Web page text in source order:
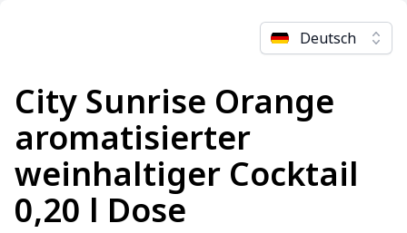
Deutsch
City Sunrise Orange
aromatisierter
weinhaltiger Cocktail
0,20 l Dose